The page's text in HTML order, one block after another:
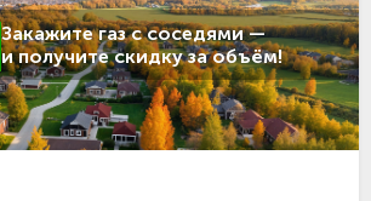
Закажите газ с соседями —
и получите скидку за объём!